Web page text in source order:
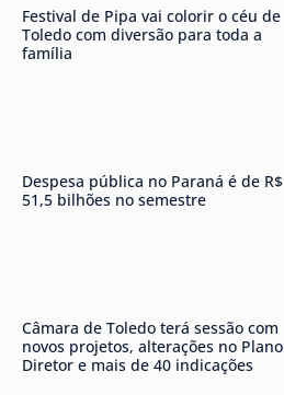
Festival de Pipa vai colorir o céu de
Toledo com diversão para toda a
família
Despesa pública no Paraná é de R$
51,5 bilhões no semestre
Câmara de Toledo terá sessão com
novos projetos, alterações no Plano
Diretor e mais de 40 indicações